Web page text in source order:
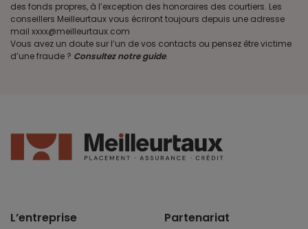
des fonds propres, à l’exception des honoraires des courtiers. Les
conseillers Meilleurtaux vous écriront toujours depuis une adresse
mail xxxx@meilleurtaux.com
Vous avez un doute sur l’un de vos contacts ou pensez être victime
d’une fraude ? Consultez notre guide.
L’entreprise Partenariat